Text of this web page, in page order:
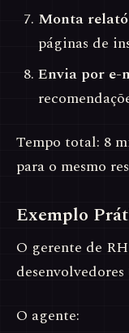
Monta
páginas de
Envia por e-
Tempo total: 8
para o mesmo
Exemplo
O gerente de
O agente: